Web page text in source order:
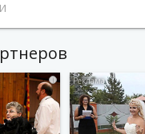
i